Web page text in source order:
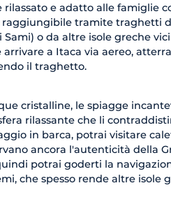
e adatto alle famiglie
raggiungibile tramite traghetti
Sami) o da altre isole greche
arrivare a Itaca via aereo,
il traghetto.
cristalline, le spiagge
rilassante che li
in barca, potrai visitare
ancora l'autenticità della
potrai goderti la
che spesso rende altre isole